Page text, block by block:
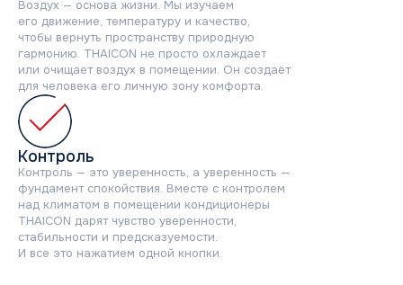
Воздух — основа жизни. Мы изучаем
его движение, температуру и качество,
чтобы вернуть пространству природную
гармонию. THAICON не просто охлаждает
или очищает воздух в помещении. Он создаёт
для человека его личную зону комфорта.
Контроль
Контроль — это уверенность, а уверенность —
фундамент спокойствия. Вместе с контролем
над климатом в помещении кондиционеры
THAICON дарят чувство уверенности,
стабильности и предсказуемости.
И все это нажатием одной кнопки.